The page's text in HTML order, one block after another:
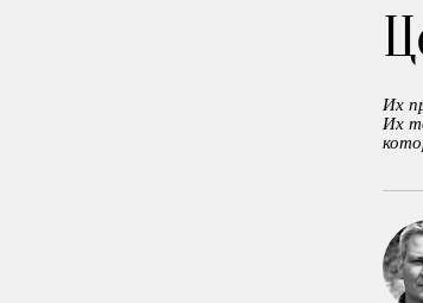
Их
Их